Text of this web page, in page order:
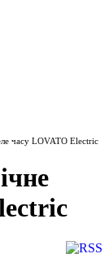
часу LOVATO Electric